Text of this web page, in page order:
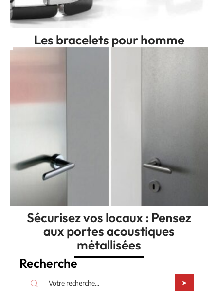
Les bracelets pour homme
Sécurisez vos locaux : Pensez
aux portes acoustiques
métallisées
Recherche